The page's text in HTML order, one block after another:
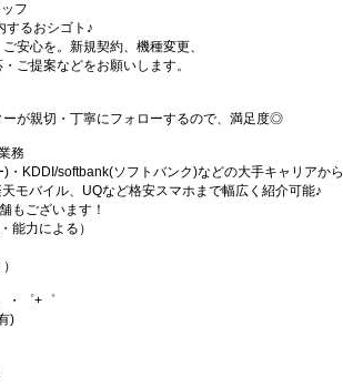
フ
するおシゴト♪
安心を。新規契約、機種変更、
ご提案などをお願いします。
が親切・丁寧にフォローするので、満足度◎
務
・KDDI/softbank(ソフトバンク)などの大手キャリアから
モバイル、UQなど格安スマホまで幅広く紹介可能♪
もございます！
能力による）
・゜+゜
)